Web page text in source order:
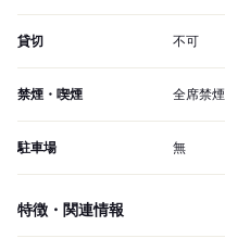
貸切 不可
禁煙・喫煙 全席禁煙
駐車場 無
特徴・関連情報